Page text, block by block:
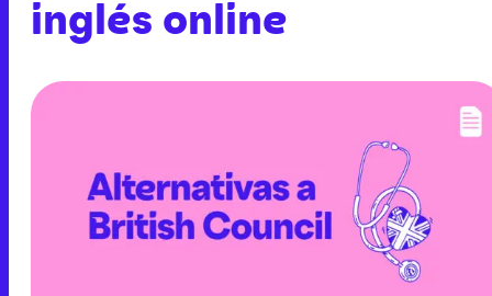
inglés online